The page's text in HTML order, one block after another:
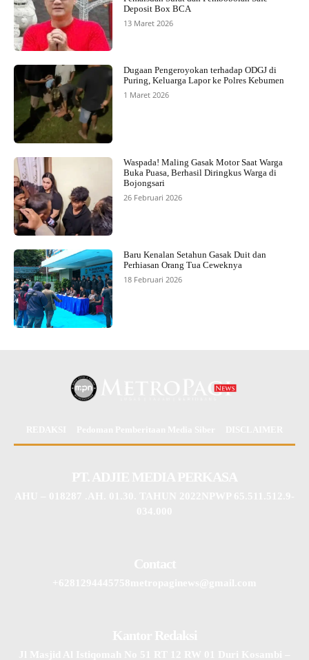
Deposit Box BCA
13 Maret 2026
Dugaan Pengeroyokan terhadap ODGJ di
Puring, Keluarga Lapor ke Polres Kebumen
1 Maret 2026
Waspada! Maling Gasak Motor Saat Warga
Buka Puasa, Berhasil Diringkus Warga di
Bojongsari
26 Februari 2026
Baru Kenalan Setahun Gasak Duit dan
Perhiasan Orang Tua Ceweknya
18 Februari 2026